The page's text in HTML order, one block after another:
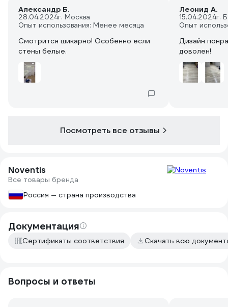
Александр Б.
28.04.2024г. Москва
Опыт использования: Менее месяца
Смотрится шикарно! Особенно если
стены белые.
Леонид А.
15.04.2024г.
Опыт
Дизайн
доволен!
Посмотреть все отзывы
Noventis
Все товары бренда
Россия — страна производства
Документация
Сертификаты соответствия Скачать всю
Вопросы и ответы